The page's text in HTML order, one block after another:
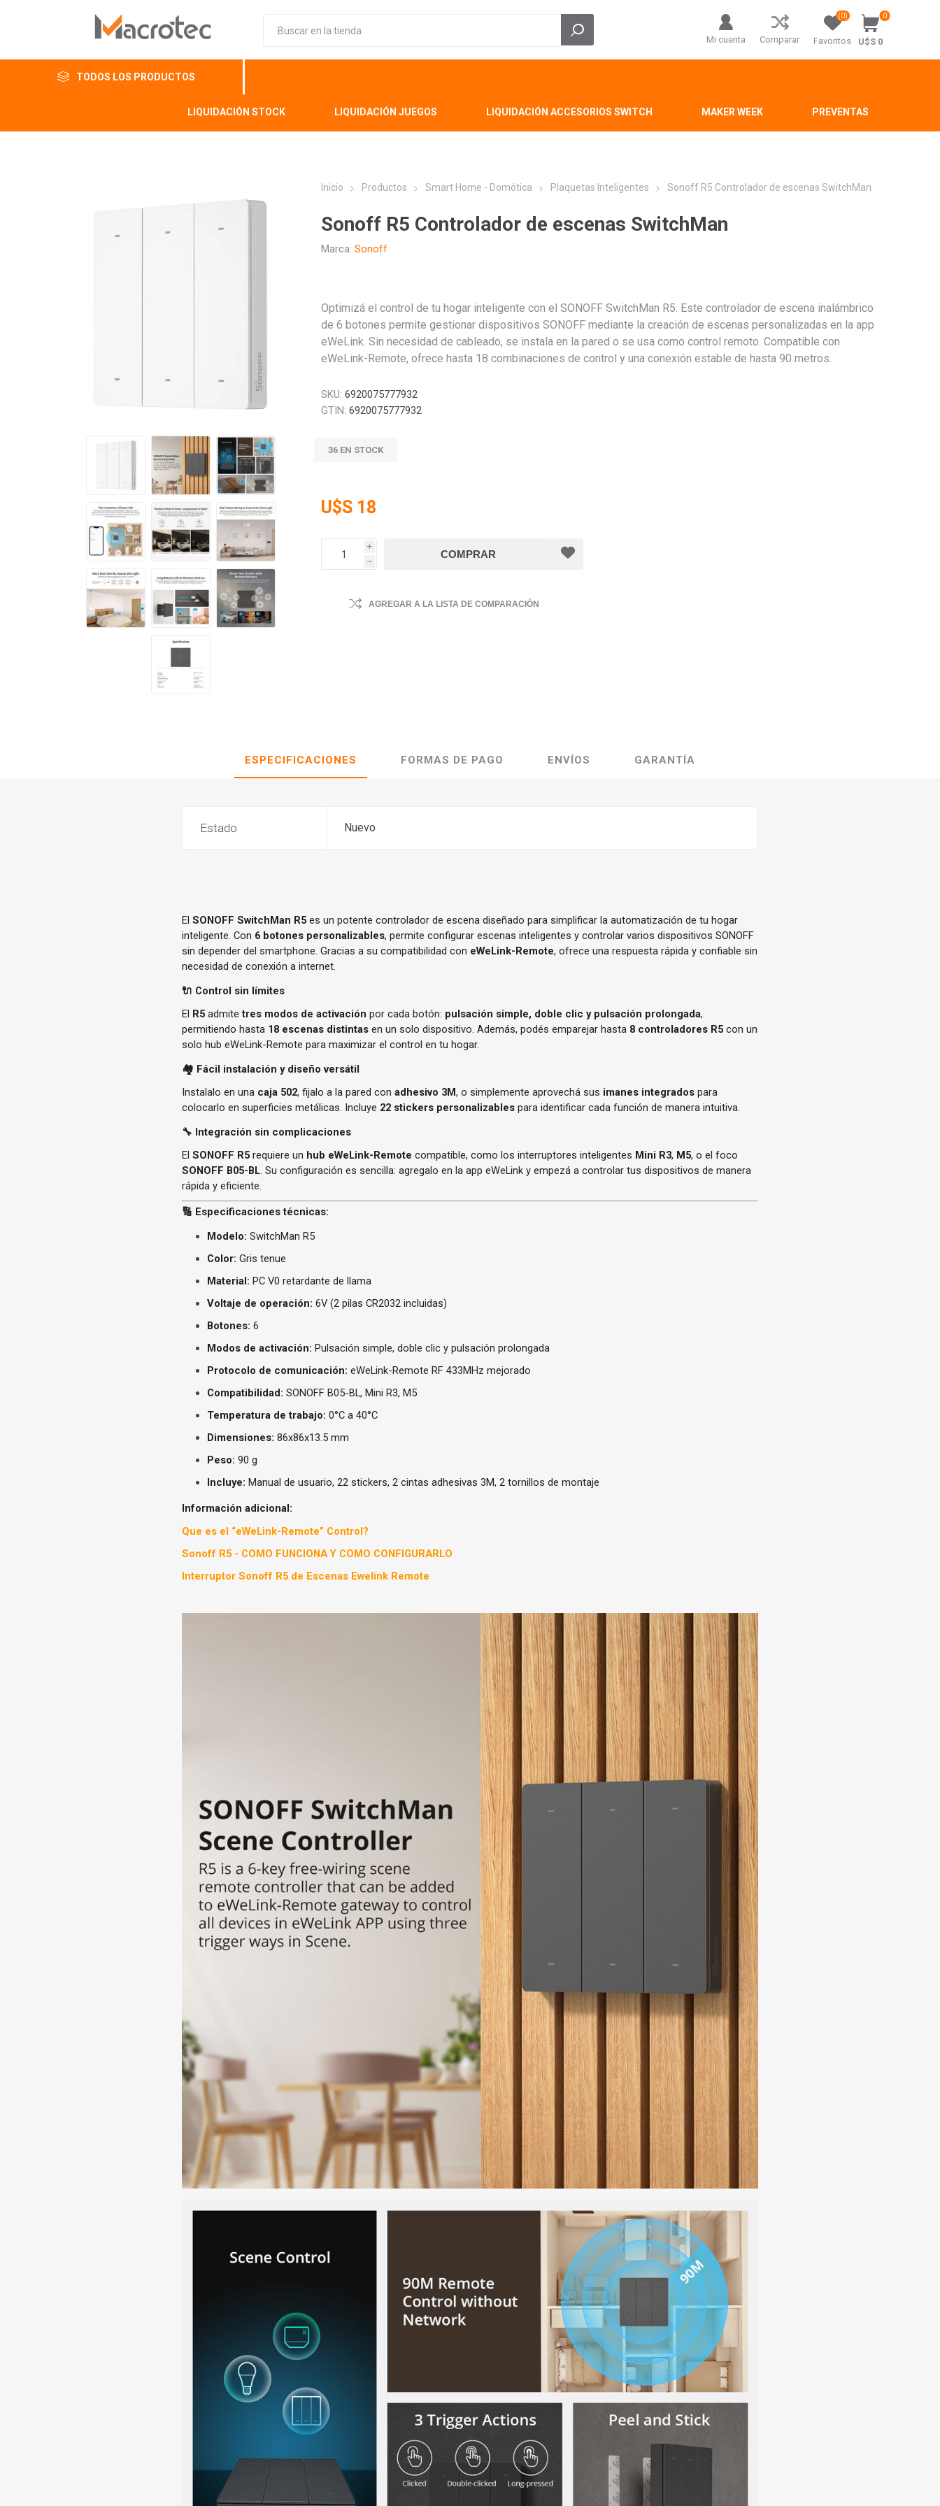
Mi cuenta Comparar Favoritos
(0) 0
U$S 0
TODOS LOS PRODUCTOS
LIQUIDACIÓN STOCK LIQUIDACIÓN JUEGOS LIQUIDACIÓN ACCESORIOS SWITCH MAKER WEEK PREVENTAS
Inicio Productos Smart Home - Domótica Plaquetas Inteligentes Sonoff R5 Controlador de escenas SwitchMan
Sonoff R5 Controlador de escenas SwitchMan
Marca: Sonoff
Optimizá el control de tu hogar inteligente con el SONOFF SwitchMan R5. Este controlador de escena inalámbrico
de 6 botones permite gestionar dispositivos SONOFF mediante la creación de escenas personalizadas en la app
eWeLink. Sin necesidad de cableado, se instala en la pared o se usa como control remoto. Compatible con
eWeLink-Remote, ofrece hasta 18 combinaciones de control y una conexión estable de hasta 90 metros.
SKU: 6920075777932
GTIN: 6920075777932
36 EN STOCK
U$S 18
i
h
AGREGAR A LA LISTA DE COMPARACIÓN
ESPECIFICACIONES FORMAS DE PAGO ENVÍOS GARANTÍA
Estado Nuevo
ElSONOFF SwitchMan R5 es un potente controlador de escena diseñado para simplificar la automatización de tu hogar
inteligente. Con 6 botones personalizables, permite configurar escenas inteligentes y controlar varios dispositivos SONOFF
sin depender del smartphone. Gracias a su compatibilidad con eWeLink-Remote, ofrece una respuesta rápida y confiable sin
necesidad de conexión a internet.
🔌 Control sin límites
El R5 admitetres modos de activación por cada botón: pulsación simple, doble clic y pulsación prolongada,
permitiendo hasta 18 escenas distintas en un solo dispositivo. Además, podés emparejar hasta 8 controladores R5 con un
solo hub eWeLink-Remote para maximizar el control en tu hogar.
🏘️ Fácil instalación y diseño versátil
Instalalo en una caja 502, fijalo a la pared conadhesivo 3M, o simplemente aprovechá sus imanes integrados para
colocarlo en superficies metálicas. Incluye 22 stickers personalizables para identificar cada función de manera intuitiva.
🔧 Integración sin complicaciones
ElSONOFF R5 requiere un hub eWeLink-Remote compatible, como los interruptores inteligentes Mini R3, M5, o el foco
SONOFF B05-BL. Su configuración es sencilla: agregalo en la app eWeLink y empezá a controlar tus dispositivos de manera
rápida y eficiente.
🔢 Especificaciones técnicas:
Modelo: SwitchMan R5
Color: Gris tenue
Material: PC V0 retardante de llama
Voltaje de operación: 6V (2 pilas CR2032 incluidas)
Botones: 6
Modos de activación: Pulsación simple, doble clic y pulsación prolongada
Protocolo de comunicación: eWeLink-Remote RF 433MHz mejorado
Compatibilidad: SONOFF B05-BL, Mini R3, M5
Temperatura de trabajo: 0°C a 40°C
Dimensiones: 86x86x13.5 mm
Peso: 90 g
Incluye: Manual de usuario, 22 stickers, 2 cintas adhesivas 3M, 2 tornillos de montaje
Información adicional:
Que es el “eWeLink-Remote” Control?
Sonoff R5 - COMO FUNCIONA Y COMO CONFIGURARLO
Interruptor Sonoff R5 de Escenas Ewelink Remote